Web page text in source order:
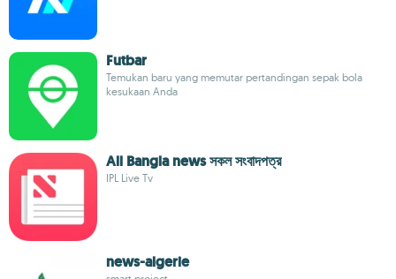
Futbar
Temukan baru yang memutar pertandingan sepak bola
kesukaan Anda
All Bangla news সকল সংবাদপত্র
IPL Live Tv
news-algerie